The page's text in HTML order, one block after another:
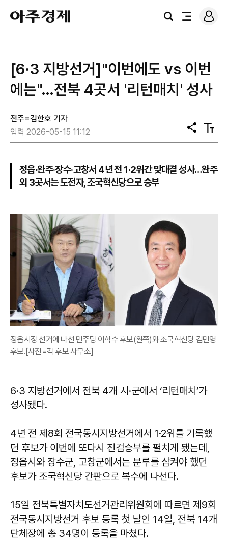
아
주
경
검
전
로
그
[6·3 지방선거]"이번에도 vs 이번
에는"…전북 4곳서 '리턴매치' 성사
전주=김한호 기자
입력 2026-05-15 11:12
공
유
텍
스
기
정읍·완주·장수·고창서 4년 전 1·2위간 맞대결 성사…완주
외 3곳서는 도전자, 조국혁신당으로 승부
정읍시장 선거에 나선 민주당 이학수 후보(왼쪽)와 조국혁신당 김민영
후보.[사진=각 후보 사무소]
6·3 지방선거에서 전북 4개 시·군에서 ‘리턴매치’가
성사됐다.
4년 전 제8회 전국동시지방선거에서 1·2위를 기록했
던 후보가 이번에 또다시 진검승부를 펼치게 됐는데,
정읍시와 장수군, 고창군에서는 분루를 삼켜야 했던
후보가 조국혁신당 간판으로 복수에 나선다.
15일 전북특별자치도선거관리위원회에 따르면 제9회
전국동시지방선거 후보 등록 첫 날인 14일, 전북 14개
단체장에 총 34명이 등록을 마쳤다.